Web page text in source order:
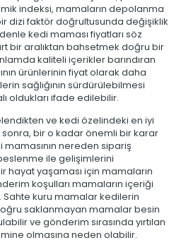
indeksi, mamaların depolanma
dizi faktör doğrultusunda değişiklik
kedi maması fiyatları söz
bir aralıktan bahsetmek doğru bir
kaliteli içerikler barındıran
ürünlerinin fiyat olarak daha
sağlığının sürdürülebilmesi
oldukları ifade edilebilir.
ve kedi özelindeki en iyi
bir o kadar önemli bir karar
nereden sipariş
ile gelişimlerini
hayat yaşaması için mamaların
koşulları mamaların içeriği
kuru mamalar kedilerin
saklanmayan mamalar besin
ve gönderim sırasında yırtılan
olmasına neden olabilir.